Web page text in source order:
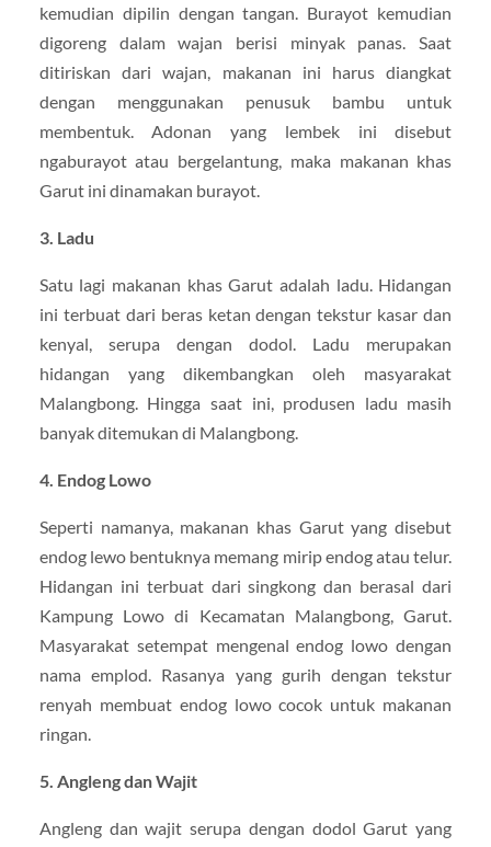
kemudian dipilin dengan tangan. Burayot kemudian
digoreng dalam wajan berisi minyak panas. Saat
ditiriskan dari wajan, makanan ini harus diangkat
dengan menggunakan penusuk bambu untuk
membentuk. Adonan yang lembek ini disebut
ngaburayot atau bergelantung, maka makanan khas
Garut ini dinamakan burayot.
3. Ladu
Satu lagi makanan khas Garut adalah ladu. Hidangan
ini terbuat dari beras ketan dengan tekstur kasar dan
kenyal, serupa dengan dodol. Ladu merupakan
hidangan yang dikembangkan oleh masyarakat
Malangbong. Hingga saat ini, produsen ladu masih
banyak ditemukan di Malangbong.
4. Endog Lowo
Seperti namanya, makanan khas Garut yang disebut
endog lewo bentuknya memang mirip endog atau telur.
Hidangan ini terbuat dari singkong dan berasal dari
Kampung Lowo di Kecamatan Malangbong, Garut.
Masyarakat setempat mengenal endog lowo dengan
nama emplod. Rasanya yang gurih dengan tekstur
renyah membuat endog lowo cocok untuk makanan
ringan.
5. Angleng dan Wajit
Angleng dan wajit serupa dengan dodol Garut yang